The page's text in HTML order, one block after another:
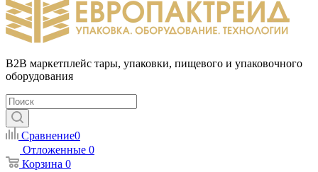
B2B маркетплейс тары, упаковки, пищевого и упаковочного
оборудования
Сравнение0
Отложенные 0
Корзина 0